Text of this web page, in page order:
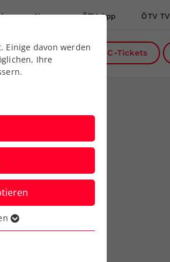
News ÖTV App ÖTV TV
DC-Tickets
Einige davon werden
Ihre
der
die Webseite